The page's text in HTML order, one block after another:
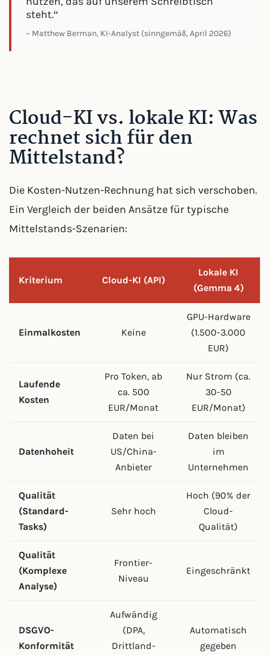
steht.“
– Matthew Berman, KI-Analyst (sinngemäß, April 2026)
Cloud-KI vs. lokale KI: Was
rechnet sich für den
Mittelstand?
Die Kosten-Nutzen-Rechnung hat sich verschoben.
Ein Vergleich der beiden Ansätze für typische
Mittelstands-Szenarien:
Kriterium Cloud-KI (API)
Lokale KI
(Gemma 4)
Einmalkosten Keine
GPU-Hardware
(1.500-3.000
EUR)
Laufende
Kosten
Pro Token, ab
ca. 500
EUR/Monat
Nur Strom (ca.
30-50
EUR/Monat)
Datenhoheit
Daten bei
US/China-
Anbieter
Daten bleiben
im
Unternehmen
Qualität
(Standard-
Tasks)
Sehr hoch
Hoch (90% der
Cloud-
Qualität)
Qualität
(Komplexe
Analyse)
Frontier-
Niveau
Eingeschränkt
DSGVO-
Konformität
Aufwändig
(DPA,
Drittland-
Automatisch
gegeben